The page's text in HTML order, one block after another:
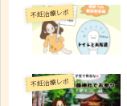
不妊治療レポ
不妊治療レポ